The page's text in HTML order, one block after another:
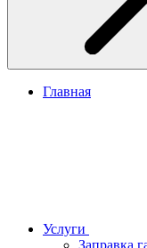
Главная
Услуги
Заправка